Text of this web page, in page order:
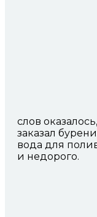
слов
заказал
вода для
и недорого.